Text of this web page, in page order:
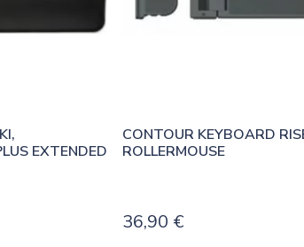
EXTENDED
CONTOUR KEYBOARD
ROLLERMOUSE
36,90 €